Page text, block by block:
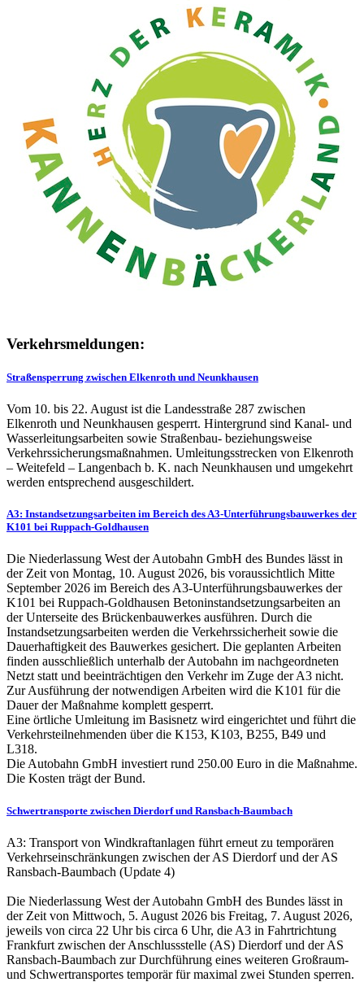
Verkehrsmeldungen:
Straßensperrung zwischen Elkenroth und Neunkhausen
Vom 10. bis 22. August ist die Landesstraße 287 zwischen
Elkenroth und Neunkhausen gesperrt. Hintergrund sind Kanal- und
Wasserleitungsarbeiten sowie Straßenbau- beziehungsweise
Verkehrssicherungsmaßnahmen. Umleitungsstrecken von Elkenroth
– Weitefeld – Langenbach b. K. nach Neunkhausen und umgekehrt
werden entsprechend ausgeschildert.
A3: Instandsetzungsarbeiten im Bereich des A3-Unterführungsbauwerkes der
K101 bei Ruppach-Goldhausen
Die Niederlassung West der Autobahn GmbH des Bundes lässt in
der Zeit von Montag, 10. August 2026, bis voraussichtlich Mitte
September 2026 im Bereich des A3-Unterführungsbauwerkes der
K101 bei Ruppach-Goldhausen Betoninstandsetzungsarbeiten an
der Unterseite des Brückenbauwerkes ausführen. Durch die
Instandsetzungsarbeiten werden die Verkehrssicherheit sowie die
Dauerhaftigkeit des Bauwerkes gesichert. Die geplanten Arbeiten
finden ausschließlich unterhalb der Autobahn im nachgeordneten
Netzt statt und beeinträchtigen den Verkehr im Zuge der A3 nicht.
Zur Ausführung der notwendigen Arbeiten wird die K101 für die
Dauer der Maßnahme komplett gesperrt.
Eine örtliche Umleitung im Basisnetz wird eingerichtet und führt die
Verkehrsteilnehmenden über die K153, K103, B255, B49 und
L318.
Die Autobahn GmbH investiert rund 250.00 Euro in die Maßnahme.
Die Kosten trägt der Bund.
Schwertransporte zwischen Dierdorf und Ransbach-Baumbach
A3: Transport von Windkraftanlagen führt erneut zu temporären
Verkehrseinschränkungen zwischen der AS Dierdorf und der AS
Ransbach-Baumbach (Update 4)
Die Niederlassung West der Autobahn GmbH des Bundes lässt in
der Zeit von Mittwoch, 5. August 2026 bis Freitag, 7. August 2026,
jeweils von circa 22 Uhr bis circa 6 Uhr, die A3 in Fahrtrichtung
Frankfurt zwischen der Anschlussstelle (AS) Dierdorf und der AS
Ransbach-Baumbach zur Durchführung eines weiteren Großraum-
und Schwertransportes temporär für maximal zwei Stunden sperren.